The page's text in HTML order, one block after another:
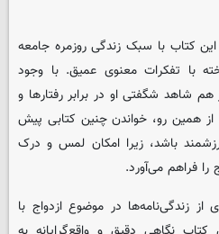
کتاب با سبک زندگی روزمره جامعه
با تفکرات معنوی عمیق. با وجود
شاهد شگفتی او در برابر رفتارها و
همین رو، خواندن چنین کتابی پیش
باشد، زیرا امکان لمس و درک
را فراهم می‌آورد.
زندگی‌نامه‌ها در موضوع ازدواج با